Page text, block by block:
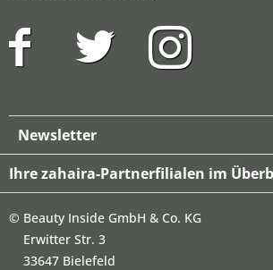
Newsletter
Ihre zahaira-Partnerfilialen im
© Beauty Inside GmbH & Co. KG
Erwitter Str. 3
33647 Bielefeld